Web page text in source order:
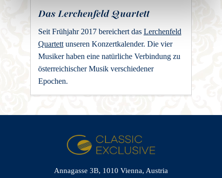
Das Lerchenfeld Quartett
Seit Frühjahr 2017 bereichert das Lerchenfeld
Quartettunseren Konzertkalender. Die vier
Musiker haben eine natürliche Verbindung zu
österreichischer Musik verschiedener
Epochen.
Annagasse 3B, 1010 Vienna, Austria